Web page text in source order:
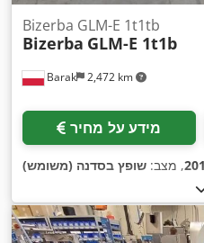
Barak 2,472 km
Bizerba GLM-E 1t1tb
Bizerba GLM-E 1t1b
מידע על מחיר
, מצב: שופץ בסדנה (משומש)